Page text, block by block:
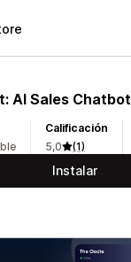
AI Sales Chatbot
Calificación
5,0
(1)
Instalar